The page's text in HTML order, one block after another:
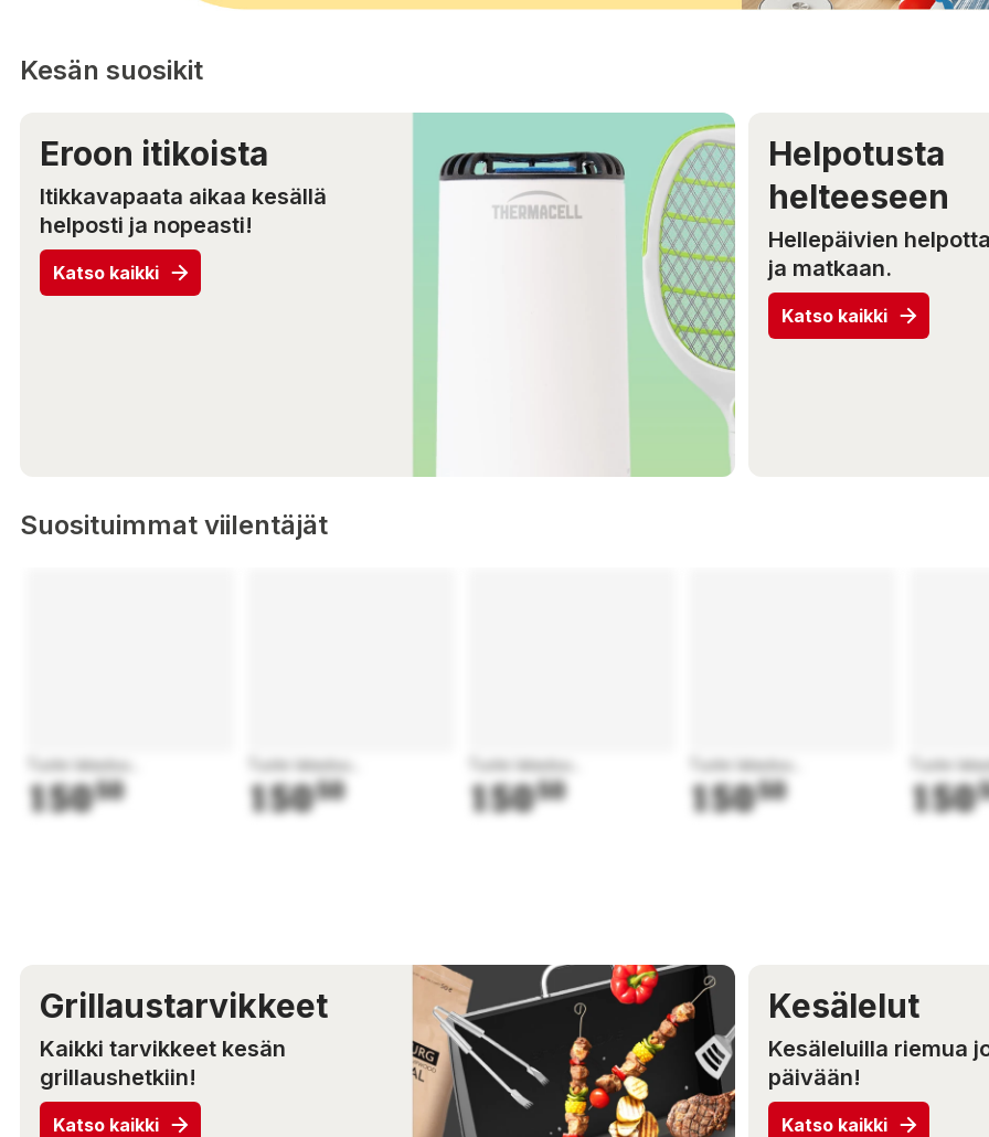
Kesän suosikit
Eroon itikoista
Itikkavapaata aikaa kesällä
helposti ja nopeasti!
Katso kaikki
Helpotusta
helteeseen
Hellepäivien
ja matkaan.
Katso kaikki
Suosituimmat viilentäjät
Tuote latautuu...
15050
Tuote latautuu...
15050
Tuote latautuu...
15050
Tuote latautuu...
15050
Tuote
150
Grillaustarvikkeet
Kaikki tarvikkeet kesän
grillaushetkiin!
Katso kaikki
Kesälelut
Kesäleluilla riemua
päivään!
Katso kaikki